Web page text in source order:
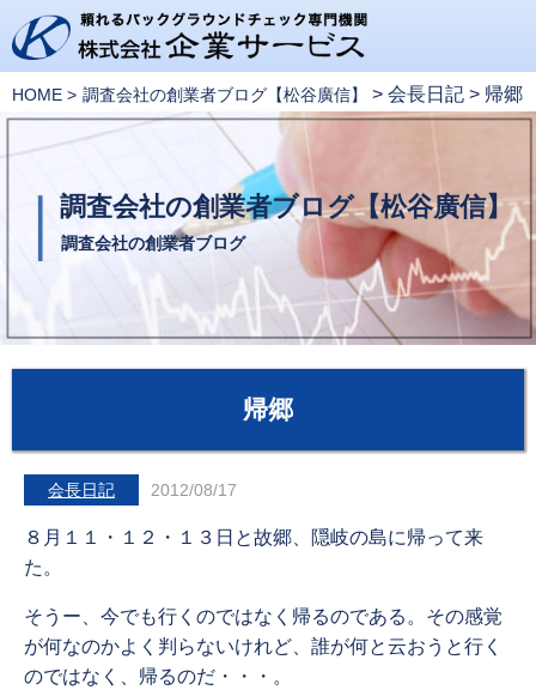
HOME 調査会社の創業者ブログ【松谷廣信】 > 会長日記 > 帰郷
調査会社の創業者ブログ【松谷廣信】
調査会社の創業者ブログ
帰郷
会長日記 2012/08/17
８月１１・１２・１３日と故郷、隠岐の島に帰って来
た。
そうー、今でも行くのではなく帰るのである。その感覚
が何なのかよく判らないけれど、誰が何と云おうと行く
のではなく、帰るのだ・・・。